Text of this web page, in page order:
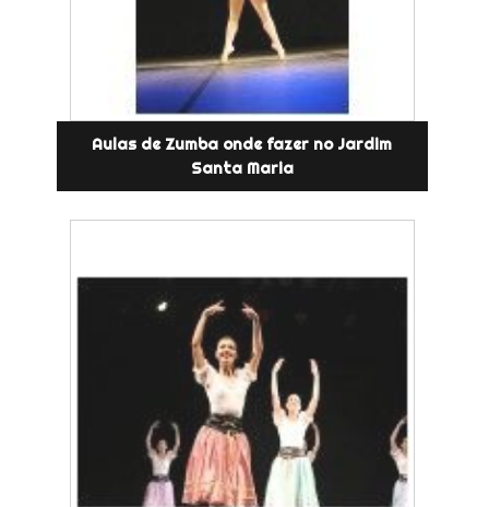
Aulas de Zumba onde fazer no Jardim
Santa Maria